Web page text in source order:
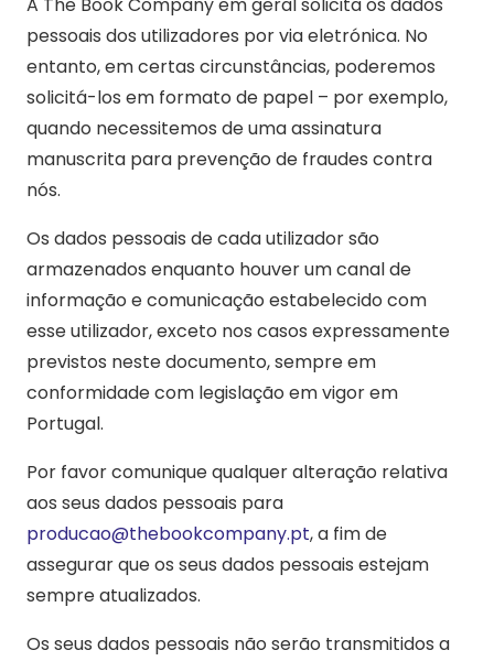
pessoais dos utilizadores por via eletrónica. No
entanto, em certas circunstâncias, poderemos
solicitá-los em formato de papel – por exemplo,
quando necessitemos de uma assinatura
manuscrita para prevenção de fraudes contra
nós.
Os dados pessoais de cada utilizador são
armazenados enquanto houver um canal de
informação e comunicação estabelecido com
esse utilizador, exceto nos casos expressamente
previstos neste documento, sempre em
conformidade com legislação em vigor em
Portugal.
Por favor comunique qualquer alteração relativa
aos seus dados pessoais para
producao@thebookcompany.pt, a fim de
assegurar que os seus dados pessoais estejam
sempre atualizados.
Os seus dados pessoais não serão transmitidos a